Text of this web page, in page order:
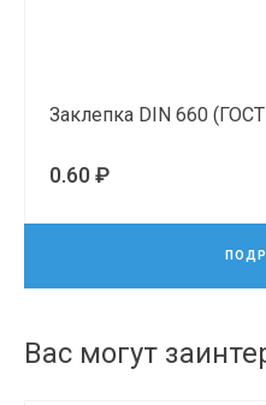
Заклепка DIN 660
0.60 ₽
Вас могут